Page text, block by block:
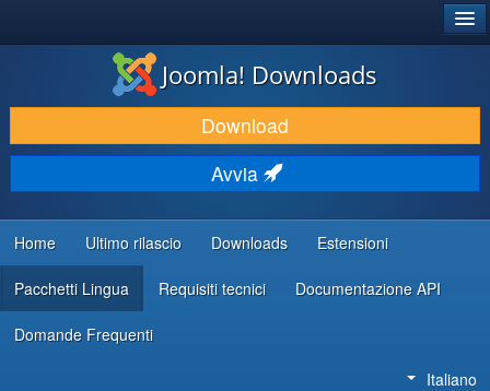
SCARICA & ESTENDI
SCOPRI & IMPARA
COMUNITÀ & SUPPORTO
RISORSE PER SVILUPPATORI
Joomla! Downloads
Download
Avvia
Home Ultimo rilascio Downloads Estensioni
Pacchetti Lingua Requisiti tecnici Documentazione API
Domande Frequenti
Italiano